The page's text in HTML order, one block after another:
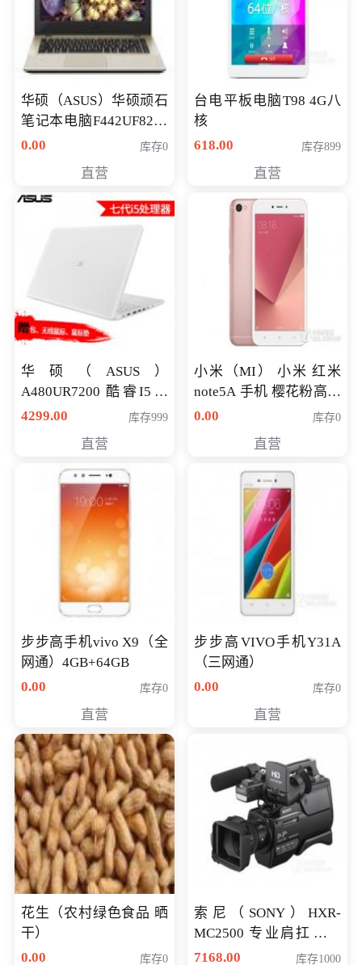
华硕（ASUS）华硕顽石
笔记本电脑F442UF8250
八代独显轻薄办公商务
0.00 库存0
直营
台电平板电脑T98 4G八
核
618.00
库存899
直营
华硕（ASUS）
A480UR7200 酷睿I5超
薄学生办公游戏独显笔
NV930-2G独
4299.00 库存999
直营
小米（MI） 小米 红米
note5A 手机 樱花粉高配
版 全网通(3G+32G)
0.00 库存0
直营
步步高手机vivo X9（全
网通）4GB+64GB
0.00
库存0
直营
步步高VIVO手机Y31A
（三网通）
0.00
库存0
直营
花生（农村绿色食品 晒
干）
0.00
库存0
索尼（SONY）HXR-
MC2500 专业肩扛式存
储卡全高清摄录一体机
7168.00 库存1000